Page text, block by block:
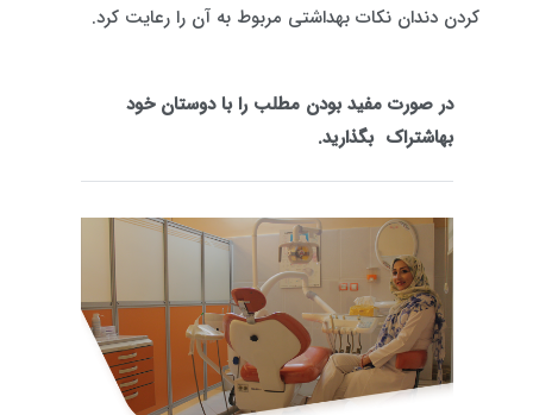
کردن دندان نکات بهداشتی مربوط به آن را رعایت کرد.
در صورت مفید بودن مطلب را با دوستان خود
بهاشتراک بگذارید.